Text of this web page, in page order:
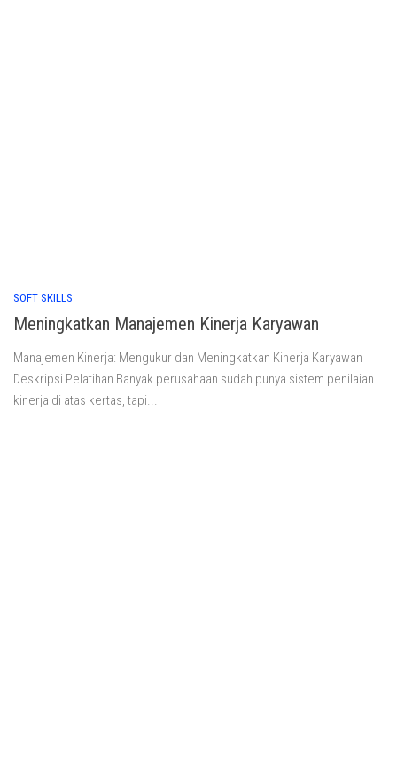
SOFT SKILLS
Meningkatkan Manajemen Kinerja Karyawan
Manajemen Kinerja: Mengukur dan Meningkatkan Kinerja Karyawan
Deskripsi Pelatihan Banyak perusahaan sudah punya sistem penilaian
kinerja di atas kertas, tapi...